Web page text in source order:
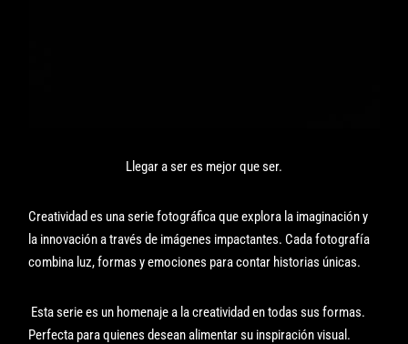
Llegar a ser es mejor que ser.
Creatividad es una serie fotográfica que explora la imaginación y
la innovación a través de imágenes impactantes. Cada fotografía
combina luz, formas y emociones para contar historias únicas.
Esta serie es un homenaje a la creatividad en todas sus formas.
Perfecta para quienes desean alimentar su inspiración visual.